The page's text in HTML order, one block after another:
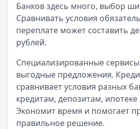
Банков здесь много, выбор
Сравнивать условия
переплате может составить
рублей.
Специализированные
выгодные предложения.
сравнивает условия разных
кредитам, депозитам,
Экономит время и помогает
правильное решение.